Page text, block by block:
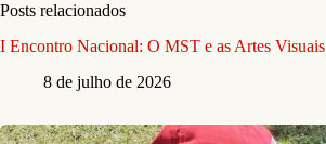
Posts relacionados
I Encontro Nacional: O MST e as Artes Visuais
8 de julho de 2026